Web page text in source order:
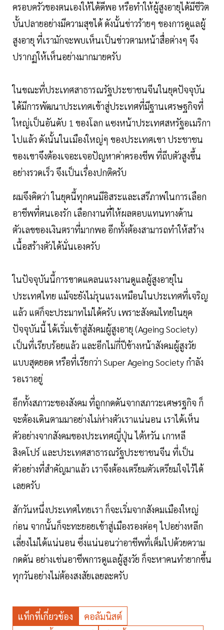
ครอบครัวของตนเองให้ได้ดีพอ หรือทำให้ผู้สูงอายุได้มีชีวิต
บั้นปลายอย่างมีความสุขได้ ดังนั้นข่าวร้ายๆ ของการดูแลผู้
สูงอายุ ที่เรามักจะพบเห็นเป็นข่าวตามหน้าสื่อต่างๆ จึง
ปรากฏให้เห็นอย่างมากมายครับ
ในขณะที่ประเทศสาธารณรัฐประชาชนจีนในยุคปัจจุบัน
ได้มีการพัฒนาประเทศเข้าสู่ประเทศที่มีฐานเศรษฐกิจที่
ใหญ่เป็นอันดับ 1 ของโลก แซงหน้าประเทศสหรัฐอเมริกา
ไปแล้ว ดังนั้นในเมืองใหญ่ๆ ของประเทศเขา ประชาชน
ของเขาจึงต้องเจอะเจอปัญหาค่าครองชีพ ที่ถีบตัวสูงขึ้น
อย่างรวดเร็ว จึงเป็นเรื่องปกติครับ
ผมจึงคิดว่า ในยุคนี้ทุกคนมีอิสระและเสรีภาพในการเลือก
อาชีพที่ตนเองรัก เลือกงานที่ให้ผลตอบแทนทางด้าน
ตัวเลขของเงินตราที่มากพอ อีกทั้งต้องสามารถทำให้สร้าง
เนื้อสร้างตัวได้นั่นเองครับ
ในปัจจุบันนี้การขาดแคลนแรงงานดูแลผู้สูงอายุใน
ประเทศไทย แม้จะยังไม่รุนแรงเหมือนในประเทศที่เจริญ
แล้ว แต่ก็จะประมาทไม่ได้ครับ เพราะสังคมไทยในยุค
ปัจจุบันนี้ ได้เริ่มเข้าสู่สังคมผู้สูงอายุ (Ageing Society)
เป็นที่เรียบร้อยแล้ว และอีกไม่กี่ปีข้างหน้าสังคมผู้สูงวัย
แบบสุดยอด หรือที่เรียกว่า Super Ageing Society กำลัง
รอเราอยู่
อีกทั้งสภาวะของสังคม ที่ถูกกดดันจากสภาวะเศษรฐกิจ ก็
จะต้องเดินตามมาอย่างไม่ห่างตัวเราแน่นอน เราได้เห็น
ตัวอย่างจากสังคมของประเทศญี่ปุ่น ไต้หวัน เกาหลี
สิงคโปร์ และประเทศสาธารณรัฐประชาชนจีน ที่เป็น
ตัวอย่างที่สำคัญมาแล้ว เราจึงต้องเตรียมตัวเตรียมใจไว้ได้
เลยครับ
สักวันหนึ่งประเทศไทยเรา ก็จะเริ่มจากสังคมเมืองใหญ่
ก่อน จากนั้นก็จะทะยอยเข้าสู่เมืองรองต่อๆ ไปอย่างหลีก
เลี่ยงไม่ได้แน่นอน ซึ่งแน่นอนว่าอาชีพที่เต็มไปด้วยความ
กดดัน อย่างเช่นอาชีพการดูแลผู้สูงวัย ก็จะหาคนทำยากขึ้น
ทุกวันอย่างไม่ต้องสงสัยเลยละครับ
แท็กที่เกี่ยวข้อง
คอลัมนิสต์